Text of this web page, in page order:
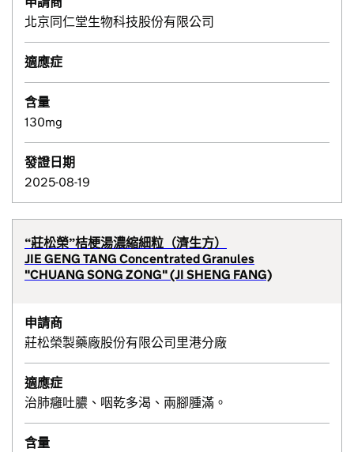
北京同仁堂生物科技股份有限公司
適應症
含量
130mg
發證日期
2025-08-19
“莊松榮”桔梗湯濃縮細粒（濟生方）
JIE GENG TANG Concentrated Granules
"CHUANG SONG ZONG" (JI SHENG FANG)
申請商
莊松榮製藥廠股份有限公司里港分廠
適應症
治肺癰吐膿、咽乾多渴、兩腳腫滿。
含量